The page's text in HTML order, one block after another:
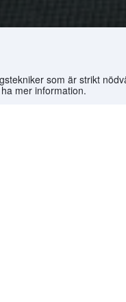
som är strikt
mer information.